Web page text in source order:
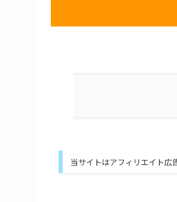
当サイトはアフィリエイト広